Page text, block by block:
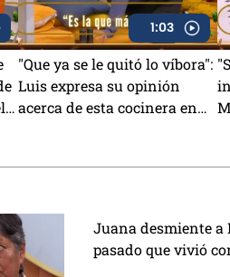
1:03
"Que ya se le quitó lo víbora":
Luis expresa su opinión
acerca de esta cocinera en
Juana desmiente a
pasado que vivió